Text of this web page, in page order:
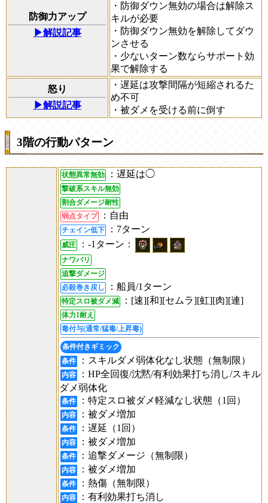
防御力アップ
▶解説記事
・防御ダウン無効の場合は解除ス
キルが必要
・防御ダウン無効を解除してダウ
ンさせる
・少ないターン数ならサポート効
果で解除する
怒り
▶解説記事
・遅延は攻撃間隔が短縮されるた
め不可
・被ダメを受ける前に倒す
3階の行動パターン
状態異常無効 ：遅延は◯
撃破系スキル無効
割合ダメージ耐性
弱点タイプ
：自由
チェイン低下 ：7ターン
威圧 ：-1ターン：
ナワバリ
追撃ダメージ
必殺巻き戻し
：船員/1ターン
特定スロ被ダメ減 ：[速][和][セムラ][虹][肉][連]
体力1耐え
毒付与(通常/猛毒/上昇毒)
条件付きギミック
条件
：スキルダメ弱体化なし状態（無制限）
内容
：HP全回復/沈黙/有利効果打ち消し/スキル
ダメ弱体化
条件 ：特定スロ被ダメ軽減なし状態（1回）
内容 ：被ダメ増加
条件 ：遅延（1回）
内容 ：被ダメ増加
条件 ：追撃ダメージ（無制限）
内容 ：被ダメ増加
条件 ：熱傷（無制限）
内容 ：有利効果打ち消し